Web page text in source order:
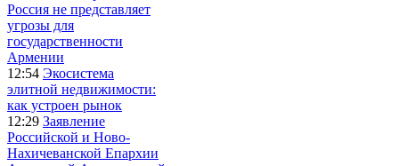
Россия не представляет
угрозы для
государственности
Армении
12:54 Экосистема
элитной недвижимости:
как устроен рынок
12:29 Заявление
Российской и Ново-
Нахичеванской Епархии